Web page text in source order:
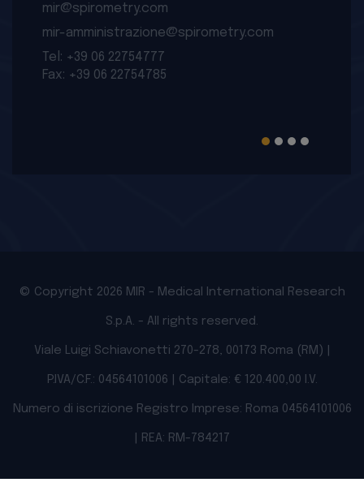
mir@spirometry.com
mir-amministrazione@spirometry.com
Tel: +39 06 22754777
Fax: +39 06 22754785
© Copyright 2026 MIR - Medical International Research
S.p.A. - All rights reserved.
Viale Luigi Schiavonetti 270-278, 00173 Roma (RM) |
P.IVA/C.F.: 04564101006 | Capitale: € 120.400,00 I.V.
Numero di iscrizione Registro Imprese: Roma 04564101006
| REA: RM-784217